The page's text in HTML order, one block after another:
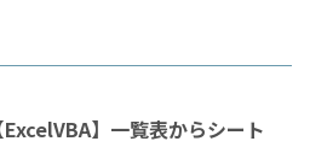
ExcelVBA】一覧表からシート